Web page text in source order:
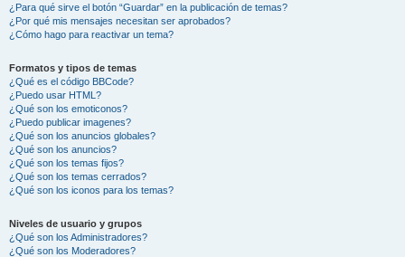
¿Para qué sirve el botón “Guardar” en la publicación de temas?
¿Por qué mis mensajes necesitan ser aprobados?
¿Cómo hago para reactivar un tema?
Formatos y tipos de temas
¿Qué es el código BBCode?
¿Puedo usar HTML?
¿Qué son los emoticonos?
¿Puedo publicar imagenes?
¿Qué son los anuncios globales?
¿Qué son los anuncios?
¿Qué son los temas fijos?
¿Qué son los temas cerrados?
¿Qué son los iconos para los temas?
Niveles de usuario y grupos
¿Qué son los Administradores?
¿Qué son los Moderadores?